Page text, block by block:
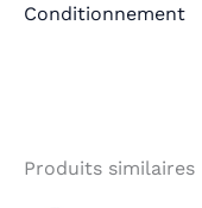
Conditionnement
Produits similaires